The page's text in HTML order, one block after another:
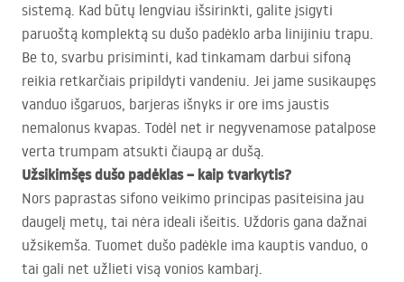
sistemą. Kad būtų lengviau išsirinkti, galite įsigyti
paruoštą komplektą su dušo padėklo arba linijiniu trapu.
Be to, svarbu prisiminti, kad tinkamam darbui sifoną
reikia retkarčiais pripildyti vandeniu. Jei jame susikaupęs
vanduo išgaruos, barjeras išnyks ir ore ims jaustis
nemalonus kvapas. Todėl net ir negyvenamose patalpose
verta trumpam atsukti čiaupą ar dušą.
Užsikimšęs dušo padėklas – kaip tvarkytis?
Nors paprastas sifono veikimo principas pasiteisina jau
daugelį metų, tai nėra ideali išeitis. Uždoris gana dažnai
užsikemša. Tuomet dušo padėkle ima kauptis vanduo, o
tai gali net užlieti visą vonios kambarį.